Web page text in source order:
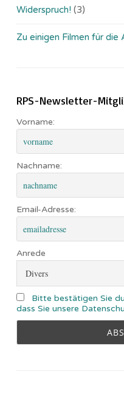
Widerspruch! (3)
Zu einigen Filmen für die
RPS-Newsletter-
Vorname:
Nachname:
Email-Adresse:
Anrede
Bitte bestätigen Sie
dass Sie unsere